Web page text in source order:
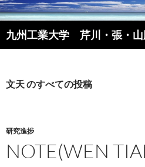
コ
ン
テ
ン
ス
プ
九州工業大学 芹川・張・山
検
索
文天 のすべての投稿
研究進捗
NOTE(WEN